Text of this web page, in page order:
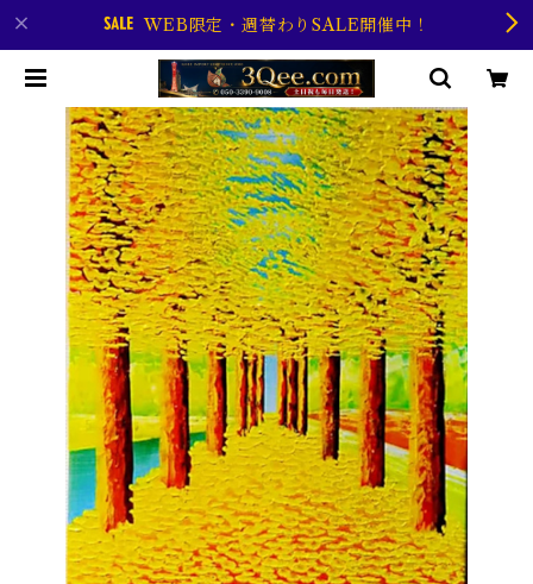
WEB限定・週替わりSALE開催中！